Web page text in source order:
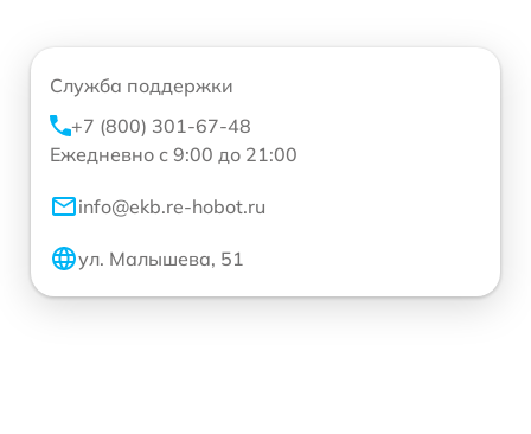
Служба поддержки
+7 (800) 301-67-48
Ежедневно с 9:00 до 21:00
info@ekb.re-hobot.ru
ул. Малышева, 51